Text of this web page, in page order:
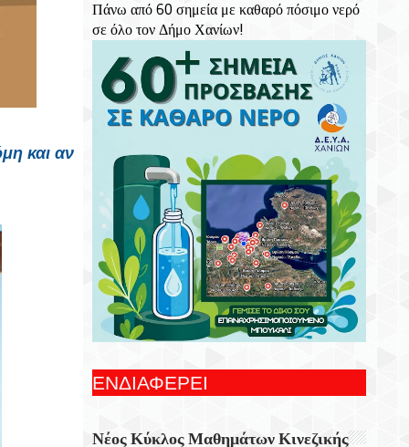
και αν
Του Ριζαρείου Ιδρύματος
Συνεχίζονται Οι Δωρεάν Ξεναγήσεις Για
Ενήλικες Στη Δημοτική Πινακοθήκη
Χανίων
Γιορτή Εφτάζυμου Στην Κασταμονίτσα Με
Την Στήριξη Της Περιφέρειας Κρήτης
Οι Παραστάσεις Στα Κηποθέατρα Του
Δήμου Ηρακλείου,τη Δευτέρα 10
Αυγούστου 2026
Ξεκίνησε Η Ετήσια Έρευνα Επισκεπτών
Του Epaithros+ Για Τον Τουρισμό
Υπαίθρου Στην Ελλάδα
«Αυτοσχεδιασμοί» Με Τον Σωτήρη
Αλεξάκη Και Τον Αλέξανδρο Κανακάκη
Πάνω από 60 σημεία με καθαρό πόσιμο νερό
σε όλο τον Δήμο Χανίων!
ΕΝΔΙΑΦΕΡΕΙ
Νέος Κύκλος Μαθημάτων Κινεζικής